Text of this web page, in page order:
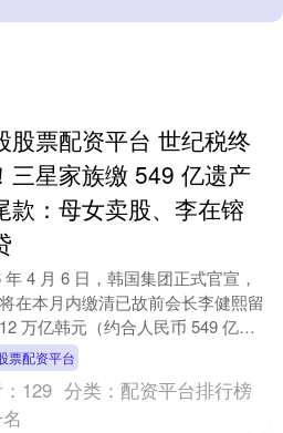
股票配资平台 世纪税终
三星家族缴 549 亿遗产
款：母女卖股、李在镕
年 4 月 6 日，韩国集团正式官宣，
在本月内缴清已故前会长李健熙留
万亿韩元（约合人民币 549 亿
产税尾款，这场持续 5 年、....
票配资平台
129 分类： 配资平台排行榜